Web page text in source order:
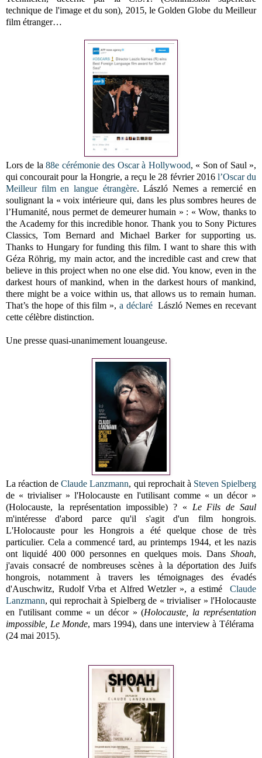
technique de l'image et du son), 2015, le Golden Globe du Meilleur
film étranger…
Lors de la88e cérémonie des Oscar à Hollywood, « Son of Saul »,
qui concourait pour la Hongrie, a reçu le 28 février 2016 l’Oscar du
Meilleur film en langue étrangère. László Nemes a remercié en
soulignant la « voix intérieure qui, dans les plus sombres heures de
l’Humanité, nous permet de demeurer humain » : « Wow, thanks to
the Academy for this incredible honor. Thank you to Sony Pictures
Classics, Tom Bernard and Michael Barker for supporting us.
Thanks to Hungary for funding this film. I want to share this with
Géza Röhrig, my main actor, and the incredible cast and crew that
believe in this project when no one else did. You know, even in the
darkest hours of mankind, when in the darkest hours of mankind,
there might be a voice within us, that allows us to remain human.
That’s the hope of this film », a déclaréLászló Nemes en recevant
cette célèbre distinction.
Une presse quasi-unanimement louangeuse.
La réaction deClaude Lanzmann, qui reprochait à Steven Spielberg
de « trivialiser » l'Holocauste en l'utilisant comme « un décor »
(Holocauste, la représentation impossible) ? « Le Fils de Saul
m'intéresse d'abord parce qu'il s'agit d'un film hongrois.
L'Holocauste pour les Hongrois a été quelque chose de très
particulier. Cela a commencé tard, au printemps 1944, et les nazis
ont liquidé 400 000 personnes en quelques mois. Dans Shoah,
j'avais consacré de nombreuses scènes à la déportation des Juifs
hongrois, notamment à travers les témoignages des évadés
d'Auschwitz, Rudolf Vrba et Alfred Wetzler », a estimé Claude
Lanzmann, qui reprochait à Spielberg de « trivialiser » l'Holocauste
en l'utilisant comme « un décor » (Holocauste, la représentation
impossible, Le Monde, mars 1994), dans une interview à Télérama
(24 mai 2015).